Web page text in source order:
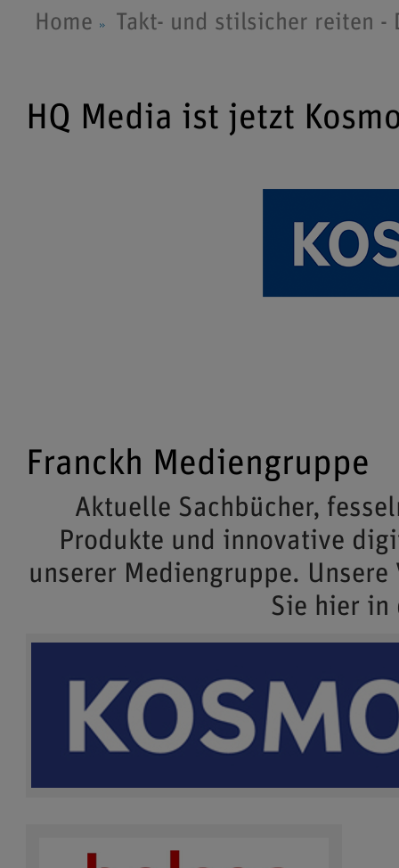
Home Takt- und stilsicher reiten -
HQ Media ist jetzt
Franckh Mediengruppe
Aktuelle Sachbücher,
Produkte und innovative
unserer Mediengruppe.
Sie hier in